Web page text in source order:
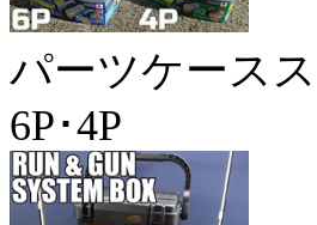
パーツケース
6P･4P